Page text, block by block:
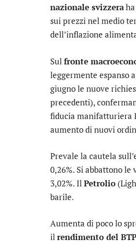
nazionale svizzeraha
sui prezzi nel medio
dell’inflazione
Sul fronte
leggermente espanso
giugno le nuove
precedenti),
fiducia manifatturiera
aumento di nuovi
Prevale la cautela sull’
0,26%. Si abbattono le
3,02%. IlPetrolio
barile.
Aumenta di poco lo
ilrendimento del